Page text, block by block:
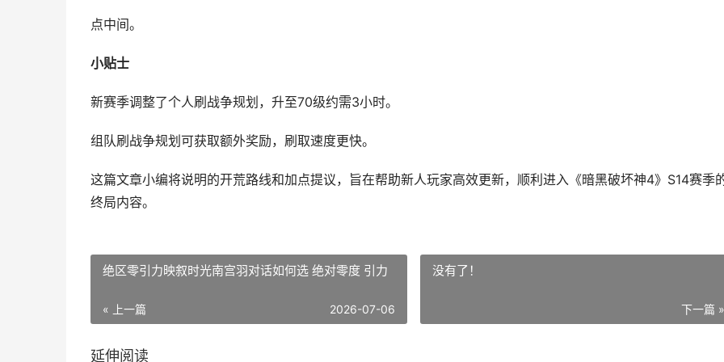
点中间。
小贴士
新赛季调整了个人刷战争规划，升至70级约需3小时。
组队刷战争规划可获取额外奖励，刷取速度更快。
这篇文章小编将说明的开荒路线和加点提议，旨在帮助新人玩家高效更新，顺利进入《暗黑破坏神4》S14赛季
终局内容。
绝区零引力映叙时光南宫羽对话如何选 绝对零度 引力
« 上一篇 2026-07-06
没有了！
下一篇 »
延伸阅读